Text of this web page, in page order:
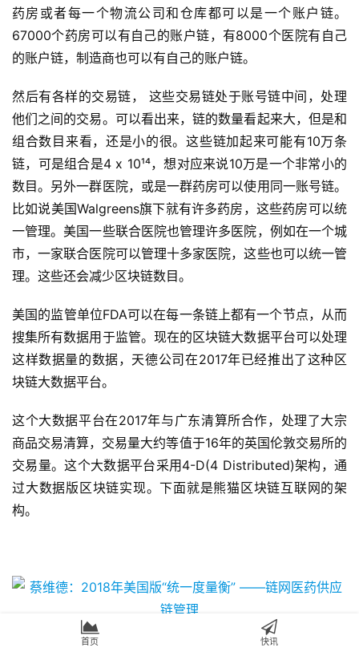
药房或者每一个物流公司和仓库都可以是一个账户链。
67000个药房可以有自己的账户链，有8000个医院有自己
的账户链，制造商也可以有自己的账户链。
然后有各样的交易链， 这些交易链处于账号链中间，处理
他们之间的交易。可以看出来，链的数量看起来大，但是和
组合数目来看，还是小的很。这些链加起来可能有10万条
链，可是组合是4 x 10¹⁴，想对应来说10万是一个非常小的
数目。另外一群医院，或是一群药房可以使用同一账号链。
比如说美国Walgreens旗下就有许多药房，这些药房可以统
一管理。美国一些联合医院也管理许多医院，例如在一个城
市，一家联合医院可以管理十多家医院，这些也可以统一管
理。这些还会减少区块链数目。
美国的监管单位FDA可以在每一条链上都有一个节点，从而
搜集所有数据用于监管。现在的区块链大数据平台可以处理
这样数据量的数据，天德公司在2017年已经推出了这种区
块链大数据平台。
这个大数据平台在2017年与广东清算所合作，处理了大宗
商品交易清算，交易量大约等值于16年的英国伦敦交易所的
交易量。这个大数据平台采用4-D(4 Distributed)架构，通
过大数据版区块链实现。下面就是熊猫区块链互联网的架
构。
首页 快讯